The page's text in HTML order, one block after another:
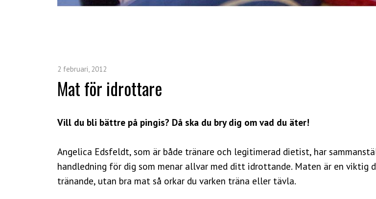
2 februari, 2012
Mat för idrottare
Vill du bli bättre på pingis? Då ska du bry dig om vad du äter!
Angelica Edsfeldt, som är både tränare och legitimerad dietist, har
handledning för dig som menar allvar med ditt idrottande. Maten är en viktig
tränande, utan bra mat så orkar du varken träna eller tävla.